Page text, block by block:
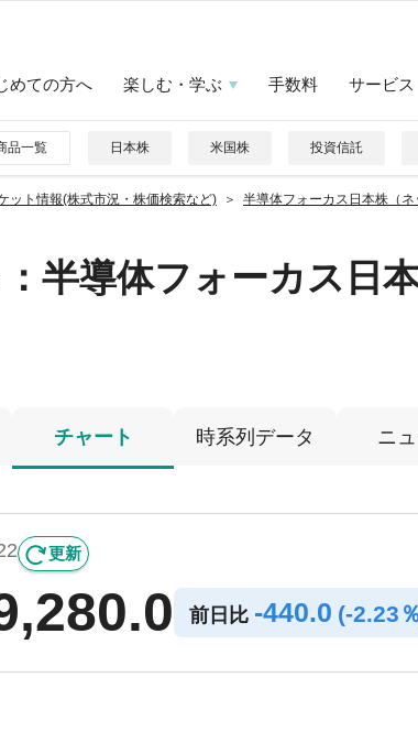
めての方へ 楽しむ・学ぶ 手数料 サービス
品一覧 日本株 米国株 投資信託
ット情報(株式市況・株価検索など) 半導体フォーカス日本株（
半導体フォーカス日
チャート 時系列データ ニ
更新
前日比 -440.0 (-2.23